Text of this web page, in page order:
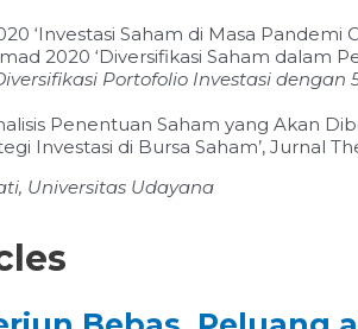
‘Investasi Saham di Masa Pandemi
2020 ‘Diversifikasi Saham dalam
Portofolio Investasi dengan
Penentuan Saham yang Akan
Investasi di Bursa Saham’, Jurnal
Universitas Udayana